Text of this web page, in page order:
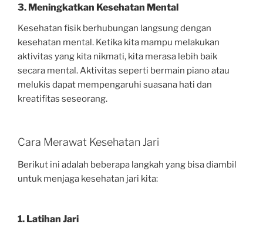
3. Meningkatkan Kesehatan Mental
Kesehatan fisik berhubungan langsung dengan
kesehatan mental. Ketika kita mampu melakukan
aktivitas yang kita nikmati, kita merasa lebih baik
secara mental. Aktivitas seperti bermain piano atau
melukis dapat mempengaruhi suasana hati dan
kreatifitas seseorang.
Cara Merawat Kesehatan Jari
Berikut ini adalah beberapa langkah yang bisa diambil
untuk menjaga kesehatan jari kita:
1. Latihan Jari